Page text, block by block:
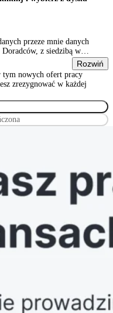
przeze mnie danych
z siedzibą w
i zawodowych,
przeze mnie danych
z siedzibą w
do rejestru
i zawodowych
Rozwiń
nowych ofert pracy
zrezygnować w każdej